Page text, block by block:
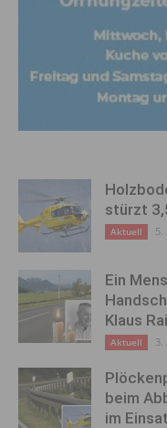
stürzt
Aktuell 5.
Ein
Klaus
Aktuell 3.
beim
im